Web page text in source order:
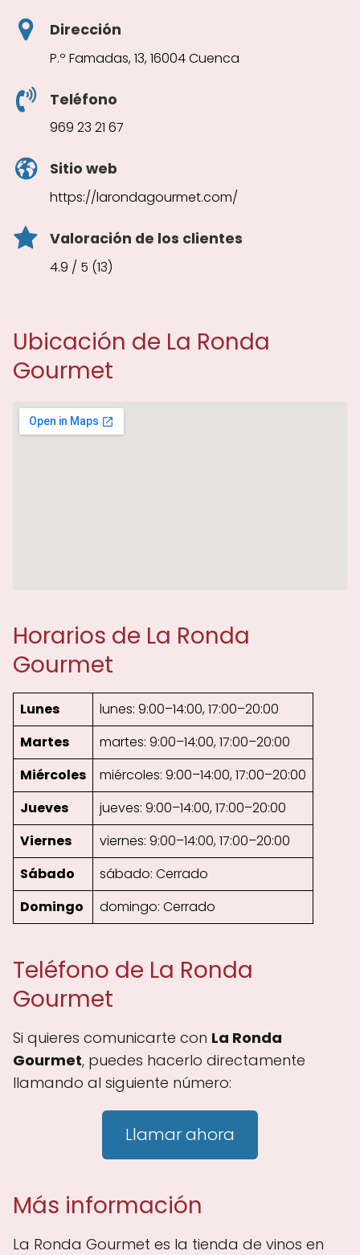
Dirección
P.º Famadas, 13, 16004 Cuenca
Teléfono
969 23 21 67
Sitio web
https://larondagourmet.com/
Valoración de los clientes
4.9 / 5 (13)
Ubicación de La Ronda
Gourmet
Horarios de La Ronda
Gourmet
Lunes
lunes: 9:00–14:00, 17:00–20:00
Martes
martes: 9:00–14:00, 17:00–20:00
Miércoles
miércoles: 9:00–14:00, 17:00–20:00
Jueves
jueves: 9:00–14:00, 17:00–20:00
Viernes
viernes: 9:00–14:00, 17:00–20:00
Sábado
sábado: Cerrado
Domingo
domingo: Cerrado
Teléfono de La Ronda
Gourmet
Si quieres comunicarte con La Ronda
Gourmet, puedes hacerlo directamente
llamando al siguiente número:
Llamar ahora
Más información
La Ronda Gourmet es la tienda de vinos en